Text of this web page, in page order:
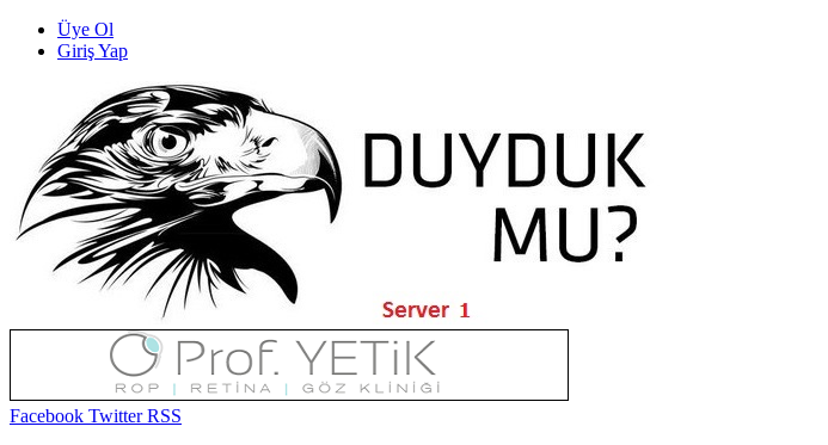
Üye Ol
Giriş Yap
Facebook TwitterRSS